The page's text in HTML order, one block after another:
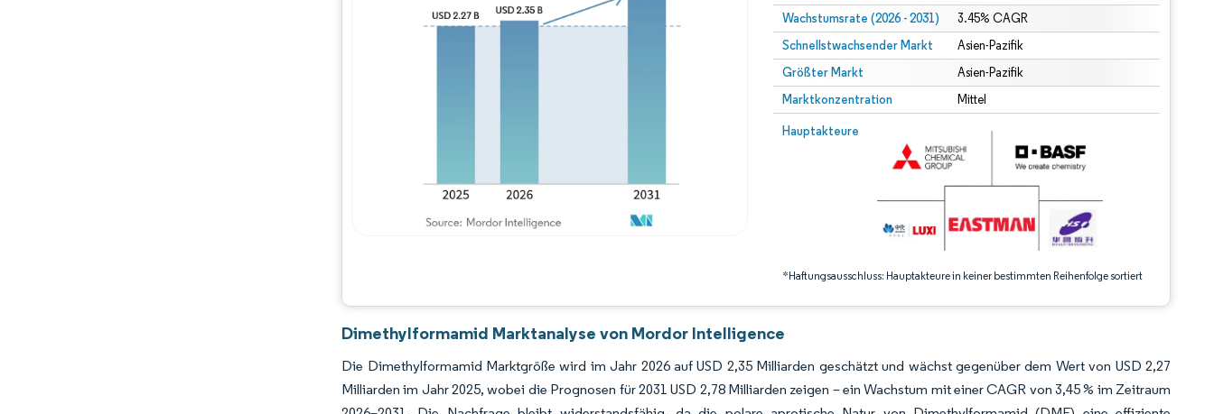
Wachstumsrate (2026 - 2031) 3.45% CAGR
Schnellstwachsender Markt Asien-Pazifik
Größter Markt Asien-Pazifik
Marktkonzentration Mittel
Hauptakteure
*Haftungsausschluss: Hauptakteure in keiner bestimmten Reihenfolge sortiert
Bild © Mordor Intelligence. Wiederverwendung erfordert Namensnennung gemäß CC BY 4.0.
Bild © Mordor Intelligence. Wiederverwendung erfordert Namensnennung gemäß CC BY 4.0.
Dimethylformamid Marktanalyse von Mordor Intelligence
Die Dimethylformamid Marktgröße wird im Jahr 2026 auf USD 2,35 Milliarden geschätzt und wächst gegenüber dem Wert von USD 2,27
Milliarden im Jahr 2025, wobei die Prognosen für 2031 USD 2,78 Milliarden zeigen – ein Wachstum mit einer CAGR von 3,45 % im Zeitraum